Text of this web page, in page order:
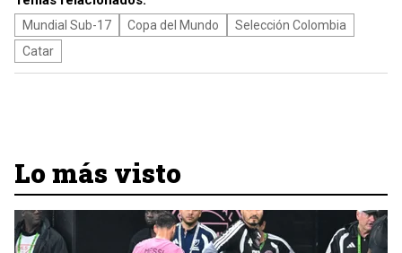
Mundial Sub-17 Copa del Mundo
Selección Colombia
Catar
Lo más visto